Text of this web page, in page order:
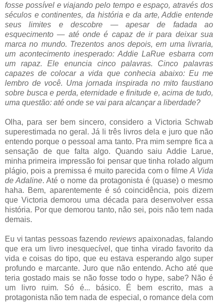
fosse possível e viajando pelo tempo e espaço, através dos
séculos e continentes, da história e da arte, Addie entende
seus limites e descobre — apesar de fadada ao
esquecimento — até onde é capaz de ir para deixar sua
marca no mundo. Trezentos anos depois, em uma livraria,
um acontecimento inesperado: Addie LaRue esbarra com
um rapaz. Ele enuncia cinco palavras. Cinco palavras
capazes de colocar a vida que conhecia abaixo: Eu me
lembro de você. Uma jornada inspirada no mito faustiano
sobre busca e perda, eternidade e finitude e, acima de tudo,
uma questão: até onde se vai para alcançar a liberdade?
Olha, para ser bem sincero, considero a Victoria Schwab
superestimada no geral. Já li três livros dela e juro que não
entendo porque o pessoal ama tanto. Pra mim sempre fica a
sensação de que falta algo. Quando saiu Addie Larue,
minha primeira impressão foi pensar que tinha rolado algum
plágio, pois a premissa é muito parecida com o filmeA Vida
de Adaline. Até o nome da protagonista é (quase) o mesmo
haha. Bem, aparentemente é só coincidência, pois dizem
que Victoria demorou uma década para desenvolver essa
história. Por que demorou tanto, não sei, pois não tem nada
demais.
Eu vi tantas pessoas fazendo reviewsapaixonadas, falando
que era um livro inesquecível, que tinha virado favorito da
vida e coisas do tipo, que eu estava esperando algo super
profundo e marcante. Juro que não entendo. Acho até que
teria gostado mais se não fosse todo o hype, sabe? Não é
um livro ruim. Só é... básico. É bem escrito, mas a
protagonista não tem nada de especial, o romance dela com